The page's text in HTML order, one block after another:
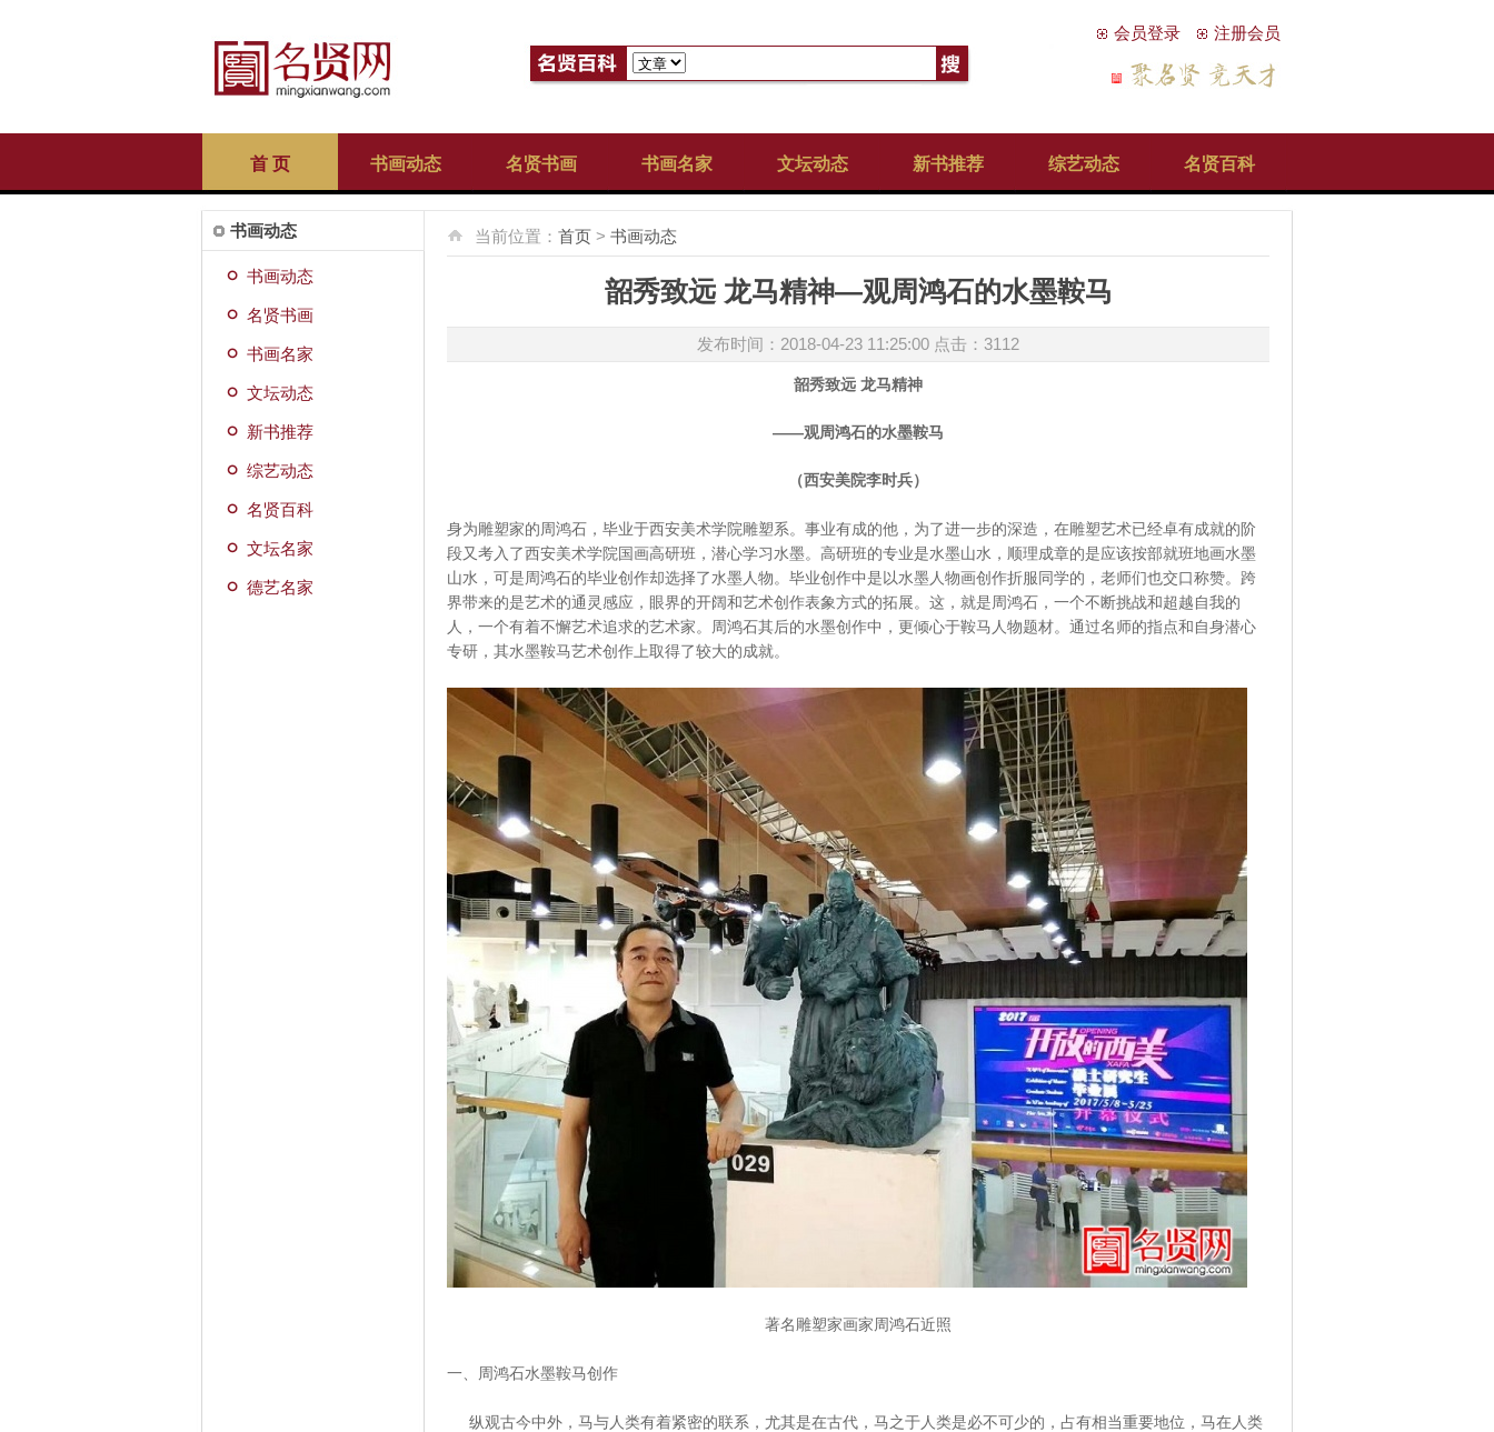
注册会员
会员登录
首 页 书画动态 名贤书画 书画名家 文坛动态 新书推荐 综艺动态 名贤百科
书画动态
书画动态
名贤书画
书画名家
文坛动态
新书推荐
综艺动态
名贤百科
文坛名家
德艺名家
当前位置： 首页 > 书画动态
韶秀致远 龙马精神—观周鸿石的水墨鞍马
发布时间：2018-04-23 11:25:00 点击： 3112
韶秀致远 龙马精神
——观周鸿石的水墨鞍马
（西安美院李时兵）
身为雕塑家的周鸿石，毕业于西安美术学院雕塑系。事业有成的他，为了进一步的深造，在雕塑艺术已经卓有成就的阶
段又考入了西安美术学院国画高研班，潜心学习水墨。高研班的专业是水墨山水，顺理成章的是应该按部就班地画水墨
山水，可是周鸿石的毕业创作却选择了水墨人物。毕业创作中是以水墨人物画创作折服同学的，老师们也交口称赞。跨
界带来的是艺术的通灵感应，眼界的开阔和艺术创作表象方式的拓展。这，就是周鸿石，一个不断挑战和超越自我的
人，一个有着不懈艺术追求的艺术家。周鸿石其后的水墨创作中，更倾心于鞍马人物题材。通过名师的指点和自身潜心
专研，其水墨鞍马艺术创作上取得了较大的成就。
著名雕塑家画家周鸿石近照
一、周鸿石水墨鞍马创作
纵观古今中外，马与人类有着紧密的联系，尤其是在古代，马之于人类是必不可少的，占有相当重要地位，马在人类